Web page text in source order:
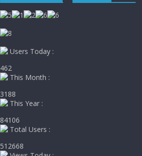
Users Today :
462
This Month :
3188
This Year :
84106
Total Users :
512668